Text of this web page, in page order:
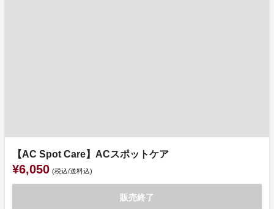
【AC Spot Care】ACスポットケア
¥6,050 (税込/送料込)
販売終了